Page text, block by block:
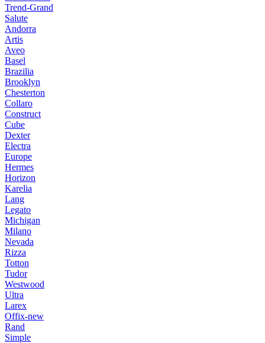
Trend-Grand
Salute
Andorra
Artis
Aveo
Basel
Brazilia
Brooklyn
Chesterton
Collaro
Construct
Cube
Dexter
Electra
Europe
Hermes
Horizon
Karelia
Lang
Legato
Michigan
Milano
Nevada
Rizza
Totton
Tudor
Westwood
Ultra
Larex
Offix-new
Rand
Simple